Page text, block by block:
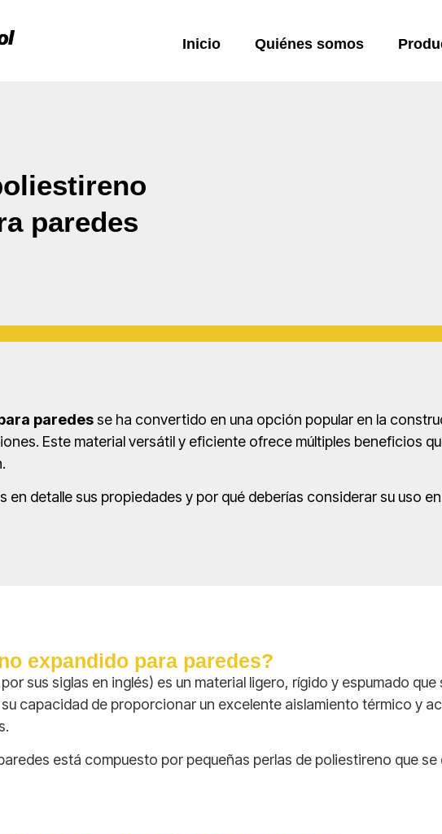
Inicio Quiénes somos
paredes
paredesse ha convertido en una opción popular en la
Este material versátil y eficiente ofrece múltiples beneficios
en detalle sus propiedades y por qué deberías considerar su uso
expandido para paredes?
sus siglas en inglés) es un material ligero, rígido y espumado
capacidad de proporcionar un excelente aislamiento térmico y
está compuesto por pequeñas perlas de poliestireno que